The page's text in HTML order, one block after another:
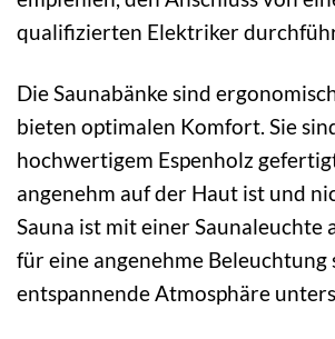
qualifizierten Elektriker
Die Saunabänke sind
bieten optimalen Komfort. Sie
hochwertigem Espenholz
angenehm auf der Haut ist und
Sauna ist mit einer Saunaleuchte
für eine angenehme Beleuchtung
entspannende Atmosphäre